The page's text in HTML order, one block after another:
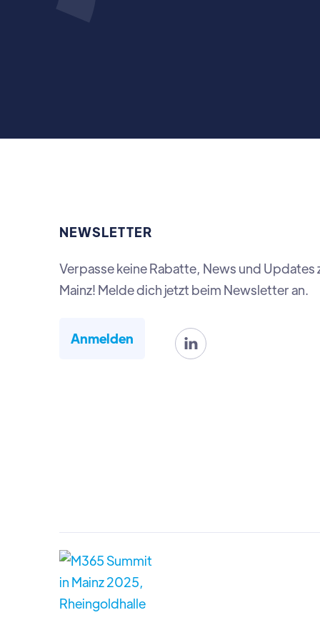
NEWSLETTER
Verpasse keine Rabatte, News und Updates
Mainz! Melde dich jetzt beim Newsletter an.
Anmelden 